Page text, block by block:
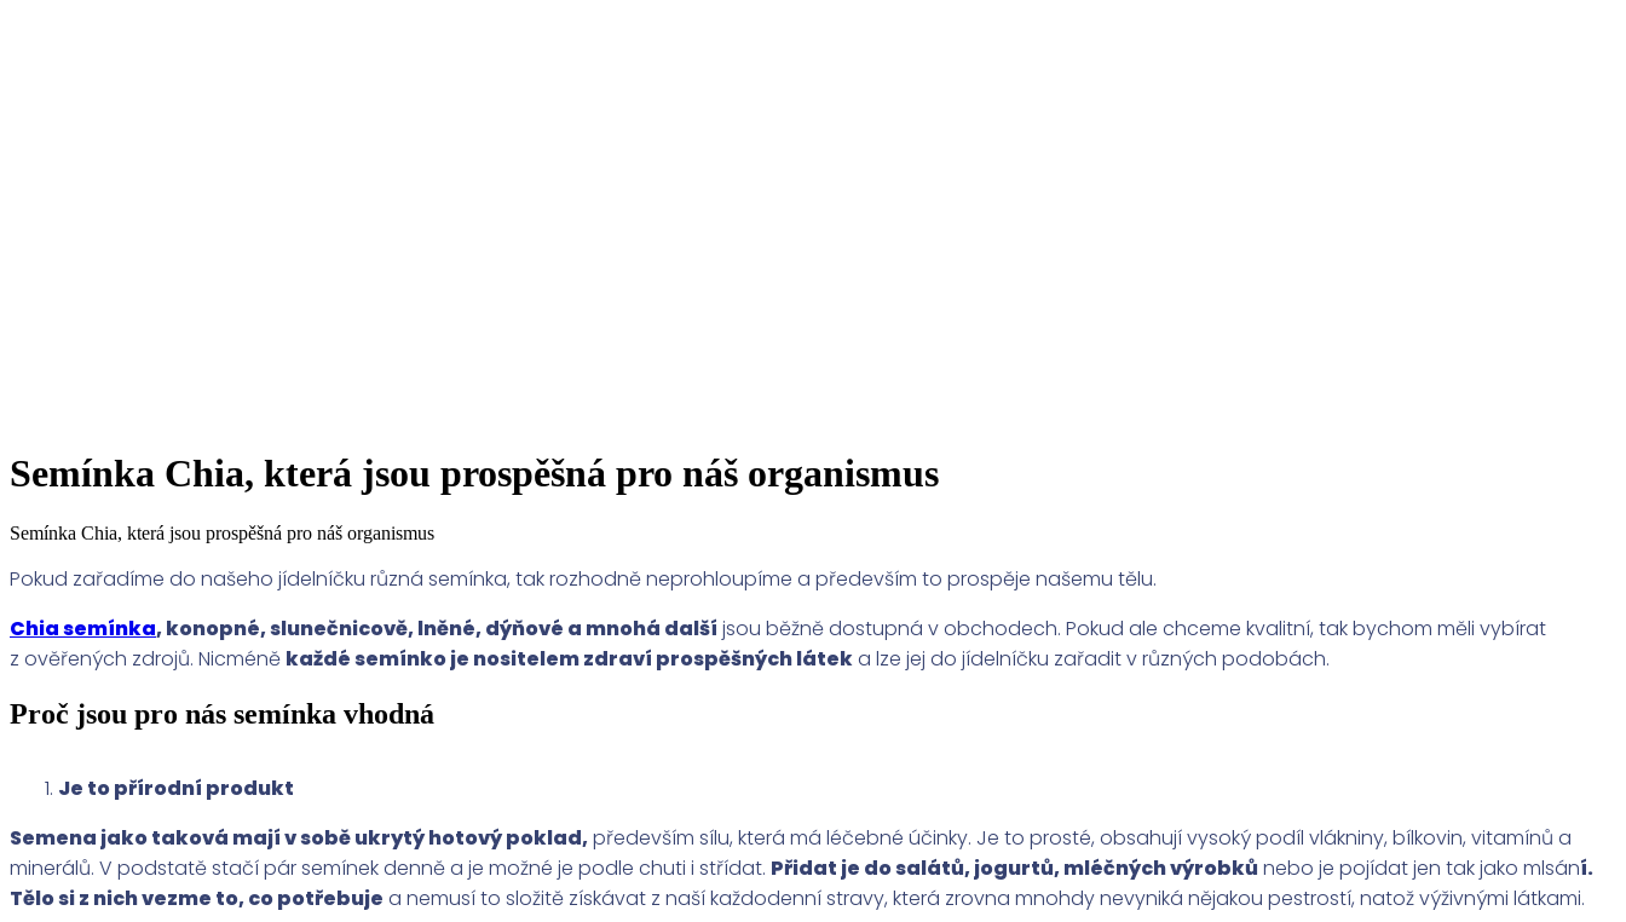
Semínka Chia, která jsou prospěšná pro náš organismus
Semínka Chia, která jsou prospěšná pro náš organismus
Pokud zařadíme do našeho jídelníčku různá semínka, tak rozhodně neprohloupíme a především to prospěje našemu tělu.
Chia semínka, konopné, slunečnicově, lněné, dýňové a mnohá další jsou běžně dostupná v obchodech. Pokud ale chceme kvalitní, tak bychom měli vybírat
z ověřených zdrojů. Nicméně každé semínko je nositelem zdraví prospěšných láteka lze jej do jídelníčku zařadit v různých podobách.
Proč jsou pro nás semínka vhodná
Je to přírodní produkt
Semena jako taková mají v sobě ukrytý hotový poklad, především sílu, která má léčebné účinky. Je to prosté, obsahují vysoký podíl vlákniny, bílkovin, vitamínů a
minerálů. V podstatě stačí pár semínek denně a je možné je podle chuti i střídat. Přidat je do salátů, jogurtů, mléčných výrobků nebo je pojídat jen tak jako mlsání.
Tělo si z nich vezme to, co potřebuje a nemusí to složitě získávat z naší každodenní stravy, která zrovna mnohdy nevyniká nějakou pestrostí, natož výživnými látkami.